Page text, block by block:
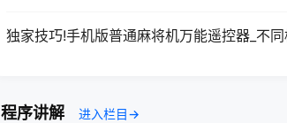
独家技巧!手机版普通麻将机万能遥控器_不
程序讲解 进入栏目→